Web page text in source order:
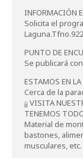
INFORMACIÓN
Solicita el
PUNTO DE
Se publicará
ESTAMOS EN
Cerca de la
¡¡ VISITA
TENEMOS
Material de
bastones,
musculares, etc.